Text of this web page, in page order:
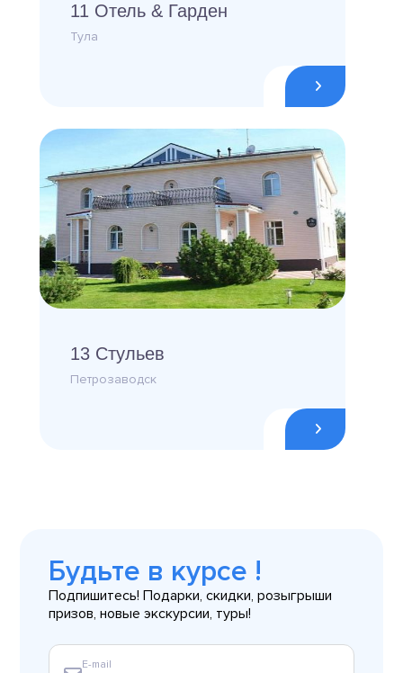
11 Отель & Гарден
Тула
13 Стульев
Петрозаводск
Будьте в курсе !
Подпишитесь! Подарки, скидки, розыгрыши
призов, новые экскурсии, туры!
E-mail